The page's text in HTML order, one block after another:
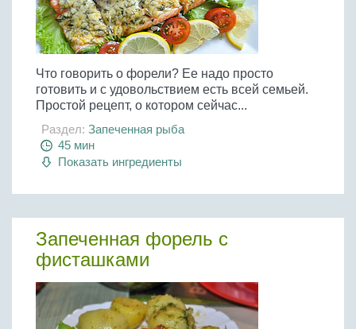
Что говорить о форели? Ее надо просто
готовить и с удовольствием есть всей семьей.
Простой рецепт, о котором сейчас...
Раздел: Запеченная рыба
45 мин
Показать ингредиенты
Запеченная форель с
фисташками